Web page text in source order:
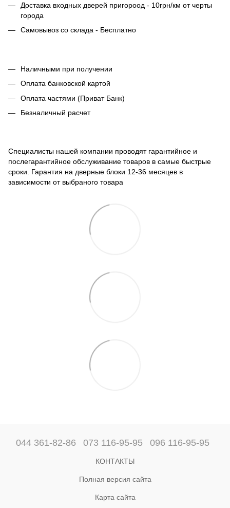
Доставка входных дверей пригороод - 10грн/км от черты
города
Самовывоз со склада - Бесплатно
Наличными при получении
Оплата банковской картой
Оплата частями (Приват Банк)
Безналичный расчет
Специалисты нашей компании проводят гарантийное и
послегарантийное обслуживание товаров в самые быстрые
сроки. Гарантия на дверные блоки 12-36 месяцев в
зависимости от выбраного товара
044 361-82-86 073 116-95-95 096 116-95-95
КОНТАКТЫ
Полная версия сайта
Карта сайта